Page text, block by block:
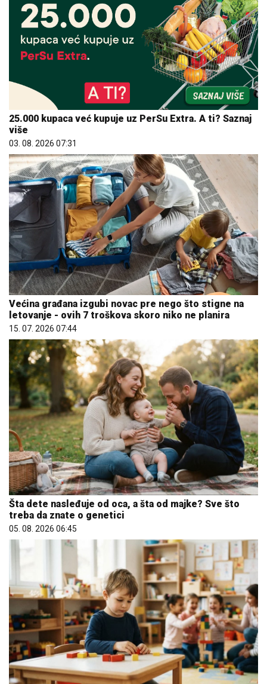
25.000 kupaca već kupuje uz PerSu Extra. A ti? Saznaj
više
03. 08. 2026 07:31
Većina građana izgubi novac pre nego što stigne na
letovanje - ovih 7 troškova skoro niko ne planira
15. 07. 2026 07:44
Šta dete nasleđuje od oca, a šta od majke? Sve što
treba da znate o genetici
05. 08. 2026 06:45